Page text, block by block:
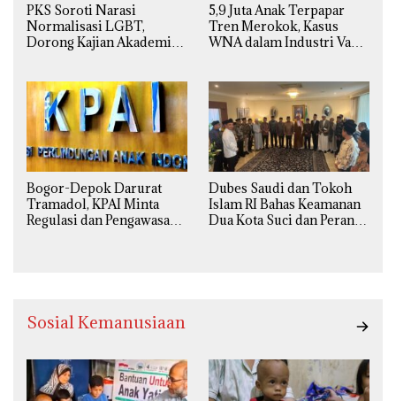
PKS Soroti Narasi
Normalisasi LGBT,
Dorong Kajian Akademik
Agama
5,9 Juta Anak Terpapar
Tren Merokok, Kasus
WNA dalam Industri Vape
Bogor-Depok Darurat
Tramadol, KPAI Minta
Regulasi dan Pengawasan
Dubes Saudi dan Tokoh
Islam RI Bahas Keamanan
Dua Kota Suci dan Peran
Sosial Kemanusiaan